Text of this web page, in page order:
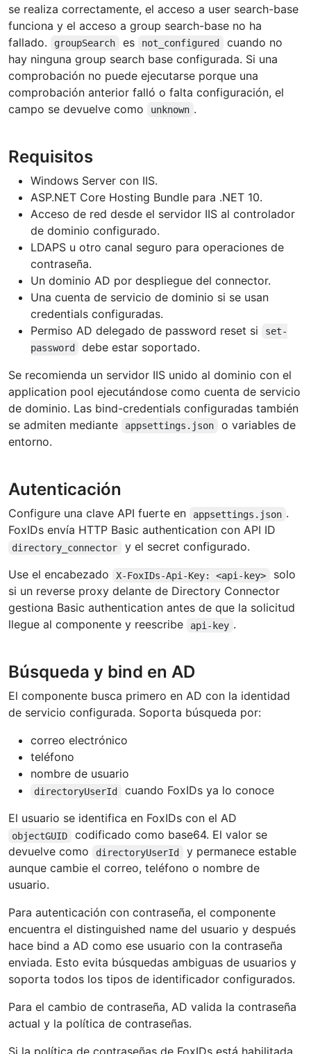
se realiza correctamente, el acceso a user search-base
funciona y el acceso a group search-base no ha
fallado.
groupSearch es not_configured
cuando no
hay ninguna group search base configurada. Si una
comprobación no puede ejecutarse porque una
comprobación anterior falló o falta configuración, el
campo se devuelve como
unknown .
Requisitos
Windows Server con IIS.
ASP.NET Core Hosting Bundle para .NET 10.
Acceso de red desde el servidor IIS al controlador
de dominio configurado.
LDAPS u otro canal seguro para operaciones de
contraseña.
Un dominio AD por despliegue del connector.
Una cuenta de servicio de dominio si se usan
credentials configuradas.
Permiso AD delegado de password reset si
set-
password
debe estar soportado.
Se recomienda un servidor IIS unido al dominio con el
application pool ejecutándose como cuenta de servicio
de dominio. Las bind-credentials configuradas también
se admiten mediante
appsettings.json
o variables de
entorno.
Autenticación
Configure una clave API fuerte en appsettings.json .
FoxIDs envía HTTP Basic authentication con API ID
directory_connector
y el secret configurado.
Use el encabezado
X-FoxIDs-Api-Key: <api-key>
solo
si un reverse proxy delante de Directory Connector
gestiona Basic authentication antes de que la solicitud
llegue al componente y reescribe
api-key .
Búsqueda y bind en AD
El componente busca primero en AD con la identidad
de servicio configurada. Soporta búsqueda por:
correo electrónico
teléfono
nombre de usuario
directoryUserId
cuando FoxIDs ya lo conoce
El usuario se identifica en FoxIDs con el AD
objectGUID
codificado como base64. El valor se
devuelve como
directoryUserId
y permanece estable
aunque cambie el correo, teléfono o nombre de
usuario.
Para autenticación con contraseña, el componente
encuentra el distinguished name del usuario y después
hace bind a AD como ese usuario con la contraseña
enviada. Esto evita búsquedas ambiguas de usuarios y
soporta todos los tipos de identificador configurados.
Para el cambio de contraseña, AD valida la contraseña
actual y la política de contraseñas.